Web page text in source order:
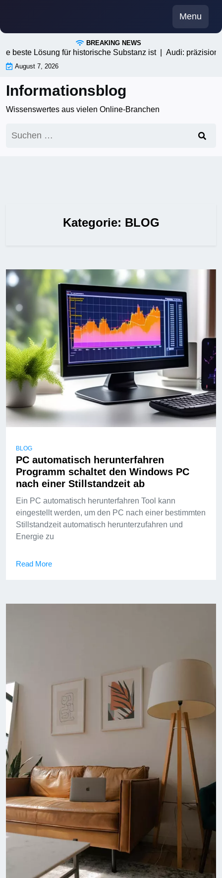
content
Menu
BREAKING NEWS
für historische Substanz ist |Audi: präzision trifft
August 7, 2026
Informationsblog
Wissenswertes aus vielen Online-Branchen
nach:
Kategorie: BLOG
BLOG
PC automatisch herunterfahren
Programm schaltet den Windows PC
nach einer Stillstandzeit ab
Ein PC automatisch herunterfahren Tool kann
eingestellt werden, um den PC nach einer bestimmten
Stillstandzeit automatisch herunterzufahren und
Energie zu
Read More